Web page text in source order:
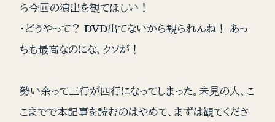
ら今回の演出を観てほしい！
・どうやって？ DVD出てないから観られんね！ あっ
ちも最高なのにな、クソが！
勢い余って三行が四行になってしまった。未見の人、こ
こまでで本記事を読むのはやめて、まずは観てくださ